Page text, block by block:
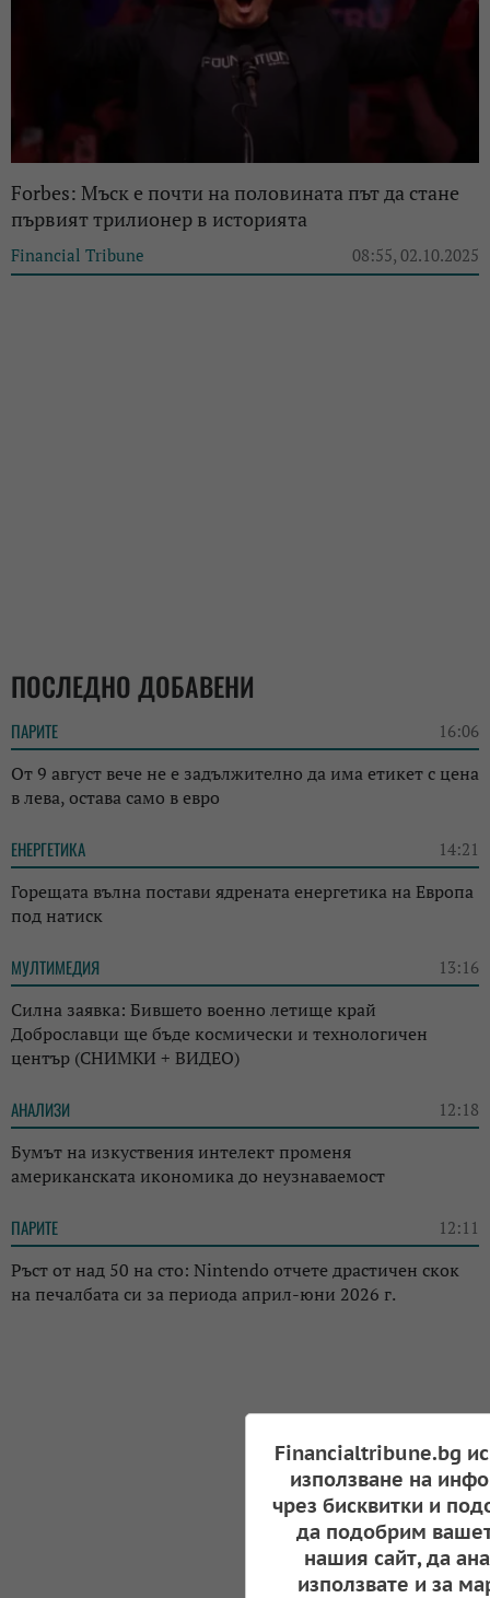
Forbes: Мъск е почти на половината път да стане
първият трилионер в историята
Financial Tribune 08:55, 02.10.2025
ПОСЛЕДНО ДОБАВЕНИ
ПАРИТЕ 16:06
От 9 август вече не е задължително да има етикет с цена
в лева, остава само в евро
ЕНЕРГЕТИКА 14:21
Горещата вълна постави ядрената енергетика на Европа
под натиск
МУЛТИМЕДИЯ 13:16
Силна заявка: Бившето военно летище край
Доброславци ще бъде космически и технологичен
център (СНИМКИ + ВИДЕО)
АНАЛИЗИ 12:18
Бумът на изкуствения интелект променя
американската икономика до неузнаваемост
ПАРИТЕ 12:11
Ръст от над 50 на сто: Nintendo отчете драстичен скок
на печалбата си за периода април-юни 2026 г.
Financialtribune.bg
използване на
чрез бисквитки и
да подобрим
нашия сайт, да
използвате и за